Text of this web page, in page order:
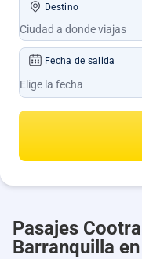
Destino
Fecha de salida
Pasajes
Barranquilla